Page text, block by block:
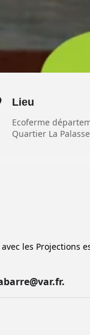
Lieu
Ecoferme
Quartier La
les Projections